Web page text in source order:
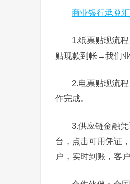
商业银行承兑
1.纸票贴现流
贴现款到帐→我们业
2.电票贴现流
作完成。
3.供应链金融
台，点击可用凭证
户，实时到账，客